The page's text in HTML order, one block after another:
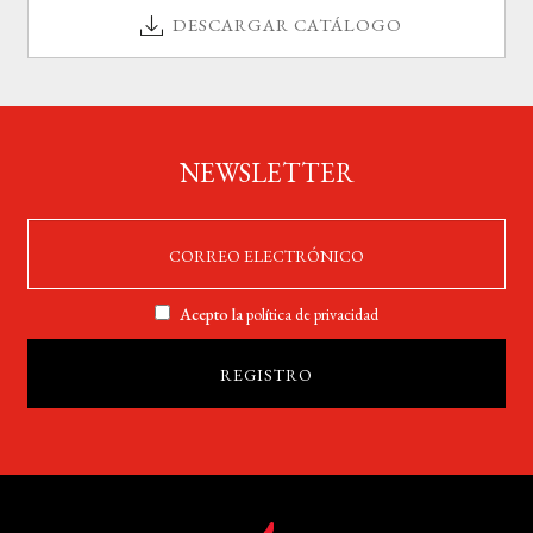
DESCARGAR CATÁLOGO
NEWSLETTER
Acepto lapolítica de privacidad